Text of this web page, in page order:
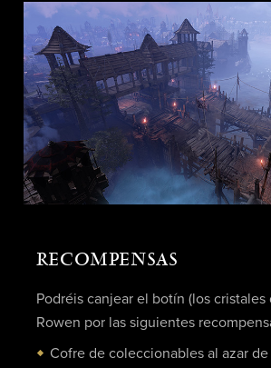
RECOMPENSAS
Podréis canjear el botín (los cristales
Rowen por las siguientes
Cofre de coleccionables al azar de